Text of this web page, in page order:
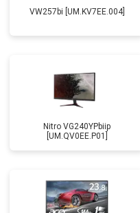
VW257bi [UM.KV7EE.004]
Nitro VG240YPbiip
[UM.QV0EE.P01]